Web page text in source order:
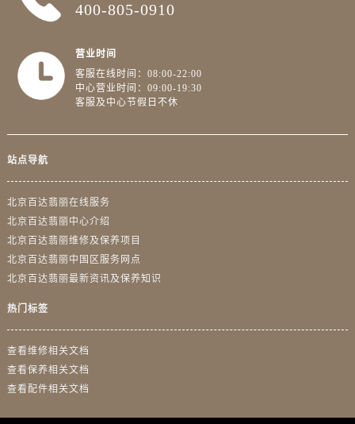
400-805-0910
营业时间
客服在线时间：08:00-22:00
中心营业时间：09:00-19:30
客服及中心节假日不休
站点导航
北京百达翡丽在线服务
北京百达翡丽中心介绍
北京百达翡丽维修及保养项目
北京百达翡丽中国区服务网点
北京百达翡丽最新资讯及保养知识
热门标签
查看维修相关文档
查看保养相关文档
查看配件相关文档